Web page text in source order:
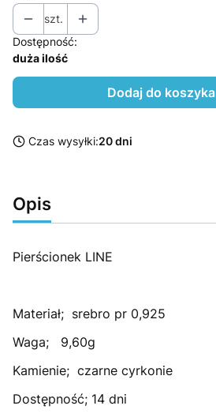
szt.
Dostępność:
duża ilość
Dodaj do koszyka
Czas wysyłki:20 dni
Opis
Pierścionek LINE
Materiał; srebro pr 0,925
Waga; 9,60g
Kamienie; czarne cyrkonie
Dostępność; 14 dni